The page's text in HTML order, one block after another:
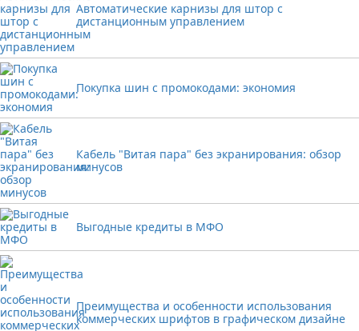
Автоматические карнизы для штор с
дистанционным управлением
Покупка шин с промокодами: экономия
Кабель "Витая пара" без экранирования: обзор
минусов
Выгодные кредиты в МФО
Преимущества и особенности использования
коммерческих шрифтов в графическом дизайне